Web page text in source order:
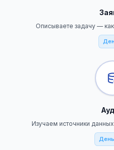
Описываете задачу —
Изучаем источники